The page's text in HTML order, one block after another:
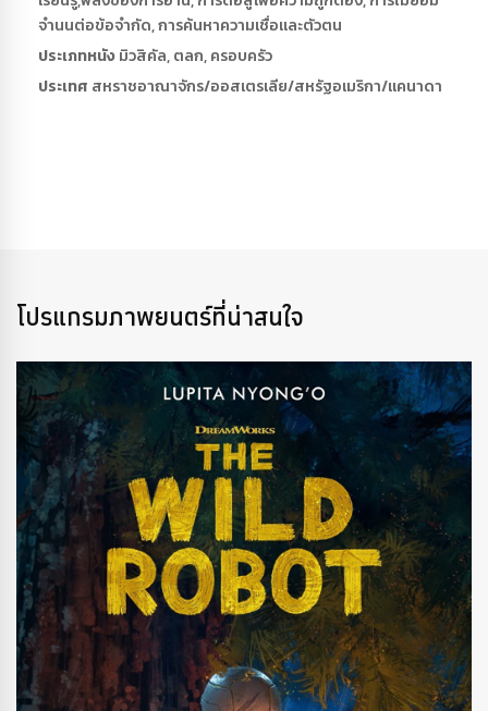
จำนนต่อข้อจำกัด, การค้นหาความเชื่อและตัวตน
ประเภทหนังมิวสิคัล, ตลก, ครอบครัว
ประเทศ สหราชอาณาจักร/ออสเตรเลีย/สหรัฐอเมริกา/แคนาดา
โปรแกรมภาพยนตร์ที่น่าสนใจ